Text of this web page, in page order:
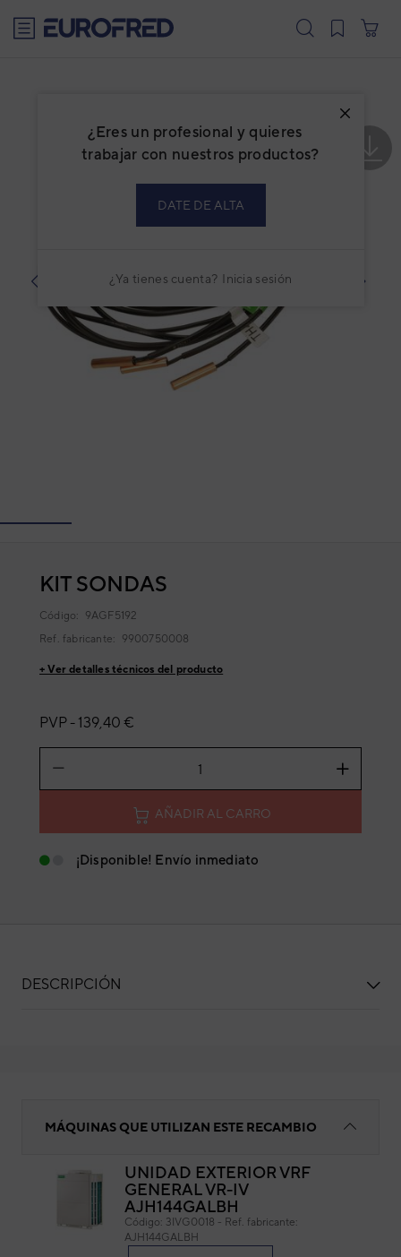
¿Eres un profesional y quieres
trabajar con nuestros productos?
DATE DE ALTA
¿Ya tienes cuenta? Inicia sesión
KIT SONDAS
Código: 9AGF5192
Ref. fabricante: 9900750008
+ Ver detalles técnicos del producto
PVP - 139,40 €
AÑADIR AL CARRO
¡Disponible! Envío inmediato
DESCRIPCIÓN
MÁQUINAS QUE UTILIZAN ESTE RECAMBIO
UNIDAD EXTERIOR VRF
GENERAL VR-IV
AJH144GALBH
Código: 3IVG0018 - Ref. fabricante:
AJH144GALBH